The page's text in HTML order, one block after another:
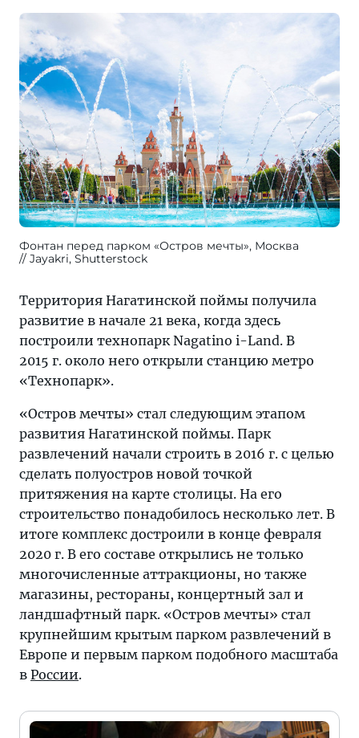
Фонтан перед парком «Остров мечты», Москва
Jayakri, Shutterstock
Территория Нагатинской поймы получила
развитие в начале 21 века, когда здесь
построили технопарк Nagatino i-Land. В
2015 г. около него открыли станцию метро
«Технопарк».
«Остров мечты» стал следующим этапом
развития Нагатинской поймы. Парк
развлечений начали строить в 2016 г. с целью
сделать полуостров новой точкой
притяжения на карте столицы. На его
строительство понадобилось несколько лет. В
итоге комплекс достроили в конце февраля
2020 г. В его составе открылись не только
многочисленные аттракционы, но также
магазины, рестораны, концертный зал и
ландшафтный парк. «Остров мечты» стал
крупнейшим крытым парком развлечений в
Европе и первым парком подобного масштаба
в России.